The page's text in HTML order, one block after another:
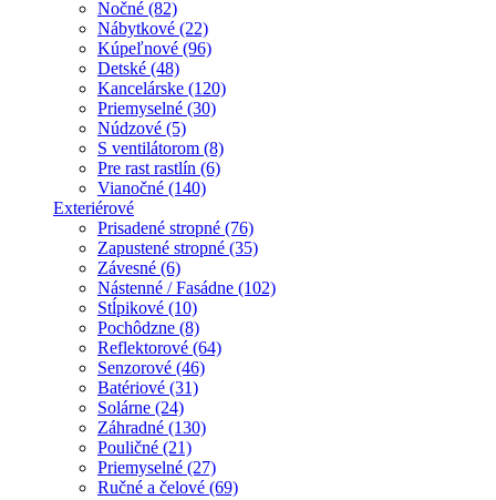
Nočné (82)
Nábytkové (22)
Kúpeľnové (96)
Detské (48)
Kancelárske (120)
Priemyselné (30)
Núdzové (5)
S ventilátorom (8)
Pre rast rastlín (6)
Vianočné (140)
Exteriérové
Prisadené stropné (76)
Zapustené stropné (35)
Závesné (6)
Nástenné / Fasádne (102)
Stĺpikové (10)
Pochôdzne (8)
Reflektorové (64)
Senzorové (46)
Batériové (31)
Solárne (24)
Záhradné (130)
Pouličné (21)
Priemyselné (27)
Ručné a čelové (69)